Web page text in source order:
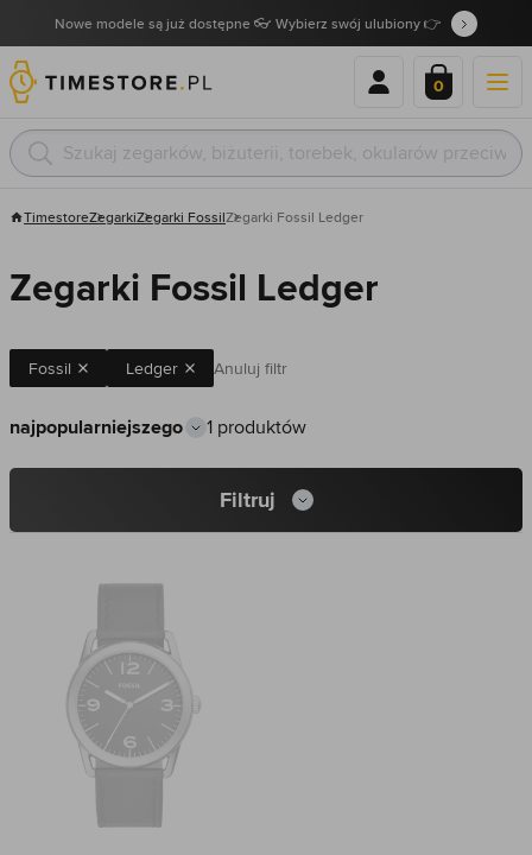
Nowe modele są już dostępne 👓 Wybierz swój ulubiony 👉
0
TimestoreZegarkiZegarki FossilZegarki Fossil Ledger
Zegarki Fossil Ledger
Fossil Ledger Anuluj filtr
1 produktów
Filtruj